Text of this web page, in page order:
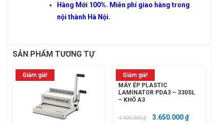
Hàng Mới 100%. Miễn phí giao hàng trong
nội thành Hà Nội.
SẢN PHẨM TƯƠNG TỰ
Giảm giá!
Giảm giá!
MÁY ÉP PLASTIC
LAMINATOR PDA3 – 330SL
– KHỔ A3
4.900.000₫
GIÁ
3.650.000₫GIÁ